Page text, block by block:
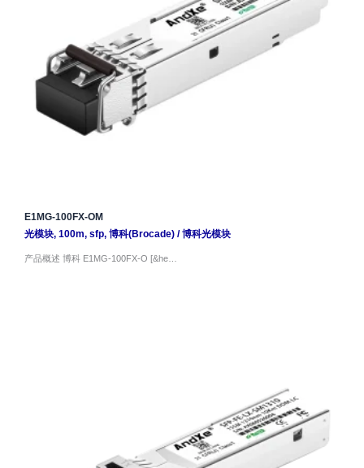
E1MG-100FX-OM
光模块, 100m, sfp, 博科(Brocade)/博科光模块
产品概述 博科 E1MG-100FX-O [&he…